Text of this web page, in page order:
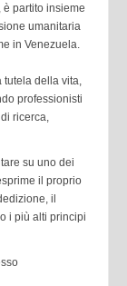
partito insieme
umanitaria
in Venezuela.
della vita,
professionisti
ricerca,
su uno dei
il proprio
il
i più alti principi